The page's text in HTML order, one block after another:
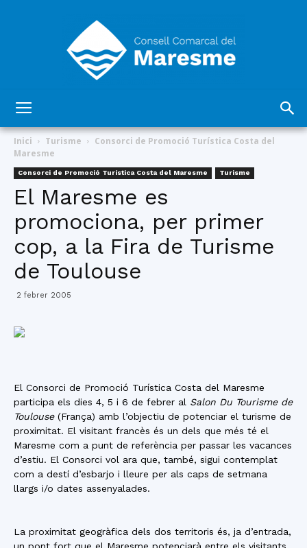
Comarcal
del
Inici Turisme
Consorci de Promoció Turística Costa del
Maresme
Consorci de Promoció Turística Costa del Maresme Turisme
El Maresme es
promociona, per primer
cop, a la Fira de Turisme
de Toulouse
2 febrer 2005
El Consorci de Promoció Turística Costa del Maresme
participa els dies 4, 5 i 6 de febrer al Salon Du Tourisme de
Toulouse(França) amb l’objectiu de potenciar el turisme de
proximitat. El visitant francès és un dels que més té el
Maresme com a punt de referència per passar les vacances
d’estiu. El Consorci vol ara que, també, sigui contemplat
com a destí d’esbarjo i lleure per als caps de setmana
llargs i/o dates assenyalades.
La proximitat geogràfica dels dos territoris és, ja d’entrada,